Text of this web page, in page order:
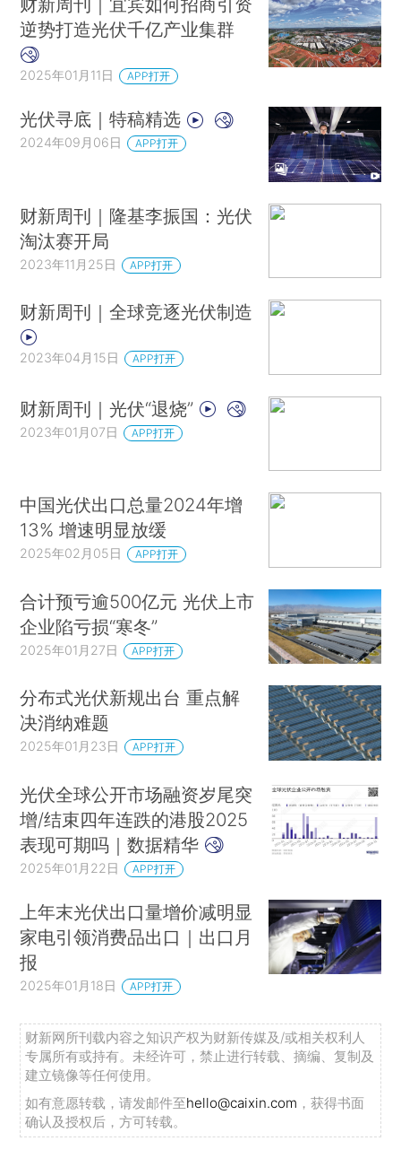
逆势打造光伏千亿产业集群
2025年01月11日 APP打开
光伏寻底｜特稿精选
2024年09月06日 APP打开
财新周刊｜隆基李振国：光伏
淘汰赛开局
2023年11月25日 APP打开
财新周刊｜全球竞逐光伏制造
2023年04月15日 APP打开
财新周刊｜光伏“退烧”
2023年01月07日 APP打开
中国光伏出口总量2024年增
13% 增速明显放缓
2025年02月05日 APP打开
合计预亏逾500亿元 光伏上市
企业陷亏损“寒冬”
2025年01月27日 APP打开
分布式光伏新规出台 重点解
决消纳难题
2025年01月23日 APP打开
光伏全球公开市场融资岁尾突
增/结束四年连跌的港股2025
表现可期吗｜数据精华
2025年01月22日 APP打开
上年末光伏出口量增价减明显
家电引领消费品出口｜出口月
报
2025年01月18日 APP打开
财新网所刊载内容之知识产权为财新传媒及/或相关权利人
专属所有或持有。未经许可，禁止进行转载、摘编、复制及
建立镜像等任何使用。
如有意愿转载，请发邮件至hello@caixin.com ，获得书面
确认及授权后，方可转载。